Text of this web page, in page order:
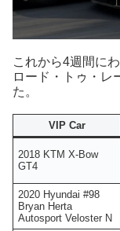
これから4週間に
ロード・トゥ・レ
た。
VIP Car
2018 KTM X-Bow
GT4
2020 Hyundai #98
Bryan Herta
Autosport Veloster N